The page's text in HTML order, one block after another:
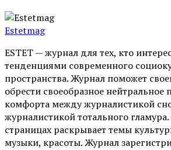
Estetmag
ESTET — журнал для тех, кто
тенденциями современного
пространства. Журнал поможет
обрести своеобразное нейтральное
комфорта между журналистикой
журналистикой тотального гламура.
страницах раскрывает темы
музыки, красоты. Журнал